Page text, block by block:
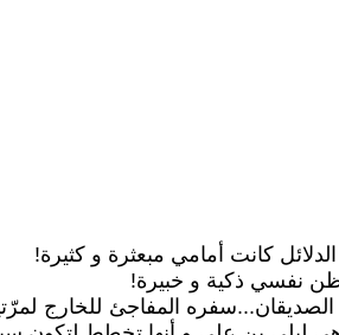
كانت أمامي مبعثرة و كثيرة!
نفسي ذكية و خبيرة!
الصديقان...سفره المفاجئ للخارج